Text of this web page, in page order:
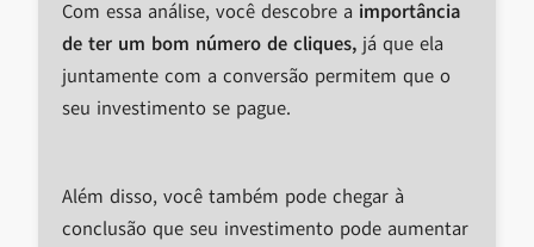
Com essa análise, você descobre a importância
de ter um bom número de cliques, já que ela
juntamente com a conversão permitem que o
seu investimento se pague.
Além disso, você também pode chegar à
conclusão que seu investimento pode aumentar